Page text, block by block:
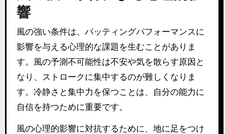
響
風の強い条件は、パッティングパフォーマンスに
影響を与える心理的な課題を生むことがありま
す。風の予測不可能性は不安や気を散らす原因と
なり、ストロークに集中するのが難しくなりま
す。冷静さと集中力を保つことは、自分の能力に
自信を持つために重要です。
風の心理的影響に対抗するために、地に足をつけ